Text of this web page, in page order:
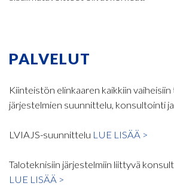
PALVELUT
Kiinteistön elinkaaren kaikkiin
järjestelmien suunnittelu, konsultointi
LVIAJS-suunnittelu LUE LISÄÄ >
Taloteknisiin järjestelmiin liittyvä
LUE LISÄÄ >